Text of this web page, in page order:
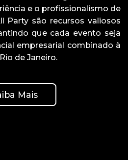
e o profissionalismo de
Party são recursos valiosos
que cada evento seja
empresarial combinado à
de Janeiro.
Mais